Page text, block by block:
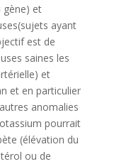
gène) et
ayant
est de
saines les
et
et en particulier
anomalies
pourrait
(élévation du
ou de